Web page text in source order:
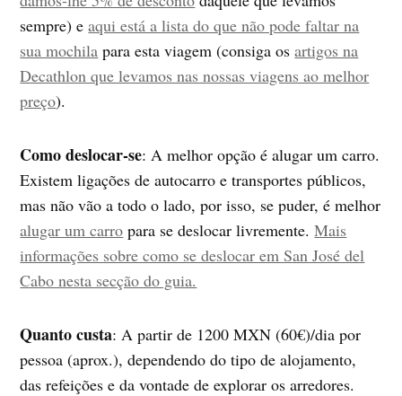
sempre) eaqui está a lista do que não pode faltar na
sua mochila para esta viagem (consiga osartigos na
Decathlon que levamos nas nossas viagens ao melhor
preço).
Como deslocar-se: A melhor opção é alugar um carro.
Existem ligações de autocarro e transportes públicos,
mas não vão a todo o lado, por isso, se puder, é melhor
alugar um carro para se deslocar livremente.Mais
informações sobre como se deslocar em San José del
Cabo nesta secção do guia.
Quanto custa: A partir de 1200 MXN (60€)/dia por
pessoa (aprox.), dependendo do tipo de alojamento,
das refeições e da vontade de explorar os arredores.